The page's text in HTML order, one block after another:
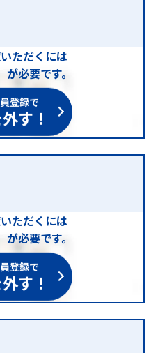
ただくには
必要です。
登録で
す！
ただくには
必要です。
登録で
す！